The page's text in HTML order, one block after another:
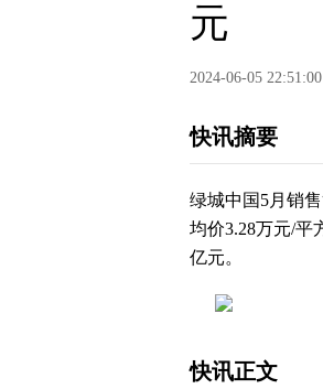
元
2024-06-05 22:51:00
快讯摘要
绿城中国5月销
均价3.28万元/平
亿元。
快讯正文